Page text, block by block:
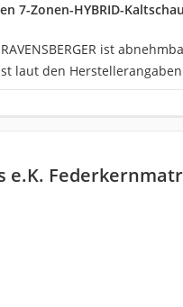
7-Zonen-HYBRID-
ist
laut den
e.K.